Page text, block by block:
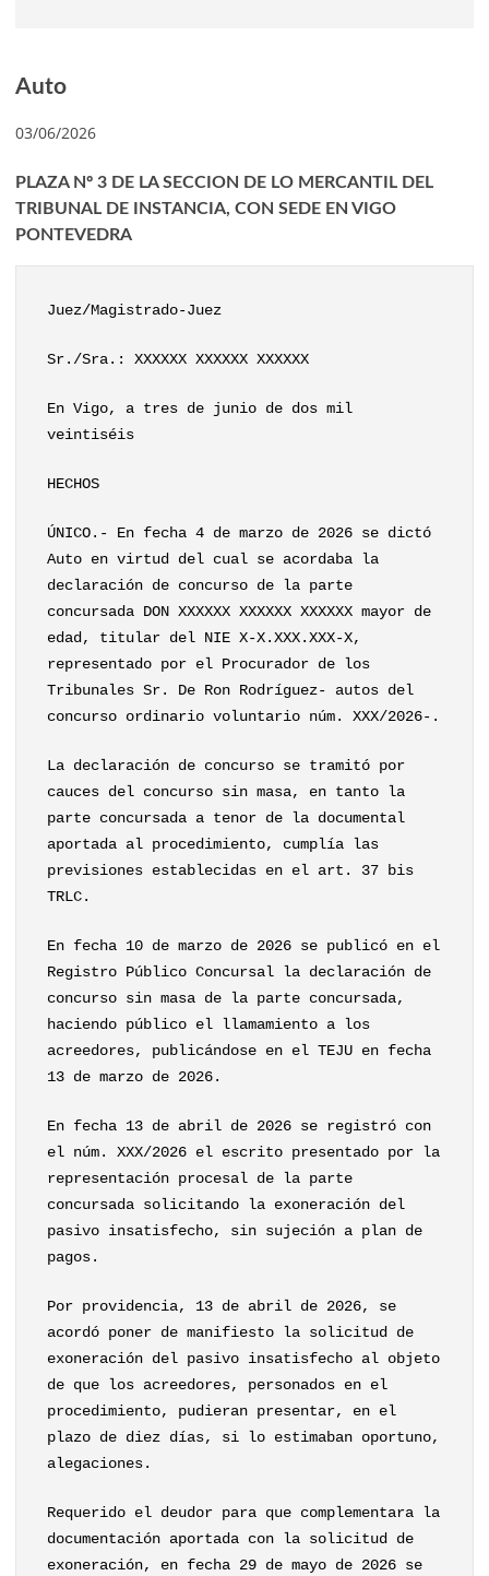
Auto
03/06/2026
PLAZA Nº 3 DE LA SECCION DE LO MERCANTIL DEL
TRIBUNAL DE INSTANCIA, CON SEDE EN VIGO
PONTEVEDRA
Juez/Magistrado-Juez
Sr./Sra.: XXXXXX XXXXXX XXXXXX
En Vigo, a tres de junio de dos mil
veintiséis
HECHOS
ÚNICO.- En fecha 4 de marzo de 2026 se dictó
Auto en virtud del cual se acordaba la
declaración de concurso de la parte
concursada DON XXXXXX XXXXXX XXXXXX mayor de
edad, titular del NIE X-X.XXX.XXX-X,
representado por el Procurador de los
Tribunales Sr. De Ron Rodríguez- autos del
concurso ordinario voluntario núm. XXX/2026-.
La declaración de concurso se tramitó por
cauces del concurso sin masa, en tanto la
parte concursada a tenor de la documental
aportada al procedimiento, cumplía las
previsiones establecidas en el art. 37 bis
TRLC.
En fecha 10 de marzo de 2026 se publicó en el
Registro Público Concursal la declaración de
concurso sin masa de la parte concursada,
haciendo público el llamamiento a los
acreedores, publicándose en el TEJU en fecha
13 de marzo de 2026.
En fecha 13 de abril de 2026 se registró con
el núm. XXX/2026 el escrito presentado por la
representación procesal de la parte
concursada solicitando la exoneración del
pasivo insatisfecho, sin sujeción a plan de
pagos.
Por providencia, 13 de abril de 2026, se
acordó poner de manifiesto la solicitud de
exoneración del pasivo insatisfecho al objeto
de que los acreedores, personados en el
procedimiento, pudieran presentar, en el
plazo de diez días, si lo estimaban oportuno,
alegaciones.
Requerido el deudor para que complementara la
documentación aportada con la solicitud de
exoneración, en fecha 29 de mayo de 2026 se